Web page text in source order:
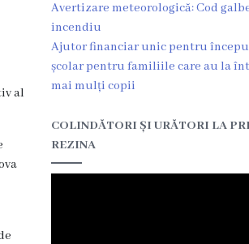
al
Avertizare meteorologică: Cod
incendiu
Ajutor financiar unic pentru
școlar pentru familiile care au la
mai mulți copii
COLINDĂTORI ȘI URĂTORI LA
REZINA